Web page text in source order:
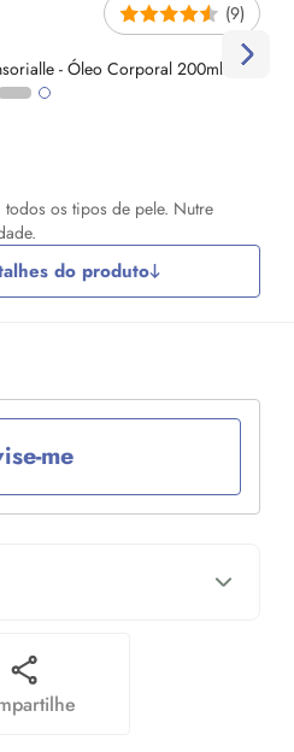
(9)
os tipos de pele. Nutre
do produto
me